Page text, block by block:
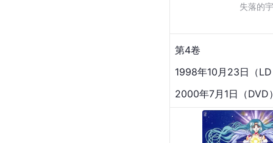
失落的
第4卷
1998年10月23日（
2000年7月1日（DVD